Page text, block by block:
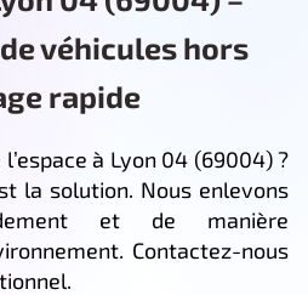
véhicules hors
rapide
à Lyon 04 (69004) ?
la solution. Nous enlevons
et de manière
Contactez-nous